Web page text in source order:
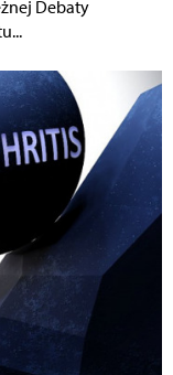
Debaty